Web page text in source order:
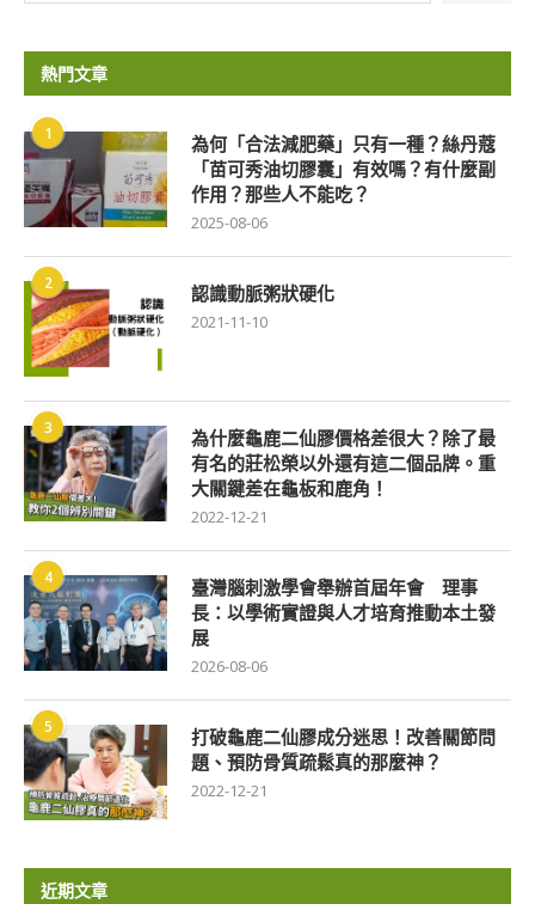
熱門文章
1
為何「合法減肥藥」只有一種？絲丹蔻
「苗可秀油切膠囊」有效嗎？有什麼副
作用？那些人不能吃？
2025-08-06
2 認識動脈粥狀硬化
2021-11-10
3
為什麼龜鹿二仙膠價格差很大？除了最
有名的莊松榮以外還有這二個品牌。重
大關鍵差在龜板和鹿角！
2022-12-21
4
臺灣腦刺激學會舉辦首屆年會 理事
長：以學術實證與人才培育推動本土發
展
2026-08-06
5
打破龜鹿二仙膠成分迷思！改善關節問
題、預防骨質疏鬆真的那麼神？
2022-12-21
近期文章